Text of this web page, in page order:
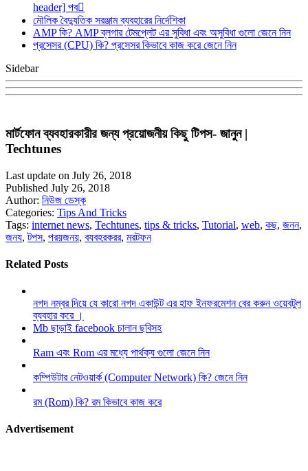
header] পব
মৌলিক বৈদ্যুতিক সরঞ্জাম ব্যবহারের নির্দেশিকা
AMP কি? AMP ব্লগার টেমপ্লেট এর সুবিধা এবং অসুবিধা গুলো জেনে নিন
প্রসেসর (CPU) কি? প্রসেসর কিভাবে কাজ করে জেনে নিন
Sidebar
মার্টফোন ব্যবহারকারীর জন্য প্রয়োজনীয় কিছু টিপস- জানুন |
Techtunes
Last update on July 26, 2018
Published July 26, 2018
Author: নিউজ ডেস্ক
Categories: Tips And Tricks
Tags: internet news, Techtunes, tips & tricks, Tutorial, web, কছ, জনন,
জনয,টপস, পরয়জনয়, বযবহরকরর, মরটফন
Related Posts
নগদ নম্বর দিয়ে যে কারো নগদ একাউন্ট এর হাফ ইনফরমেশন বের করুন ওয়েবটুল
ব্যবহার করে ।
Mb ছাড়াই facebook চালান ছবিসহ
Ram এবং Rom এর মধ্যে পার্থক্য গুলো জেনে নিন
কম্পিউটার নেটওয়ার্ক (Computer Network) কি? জেনে নিন
রম (Rom) কি? রম কিভাবে কাজ করে
Advertisement